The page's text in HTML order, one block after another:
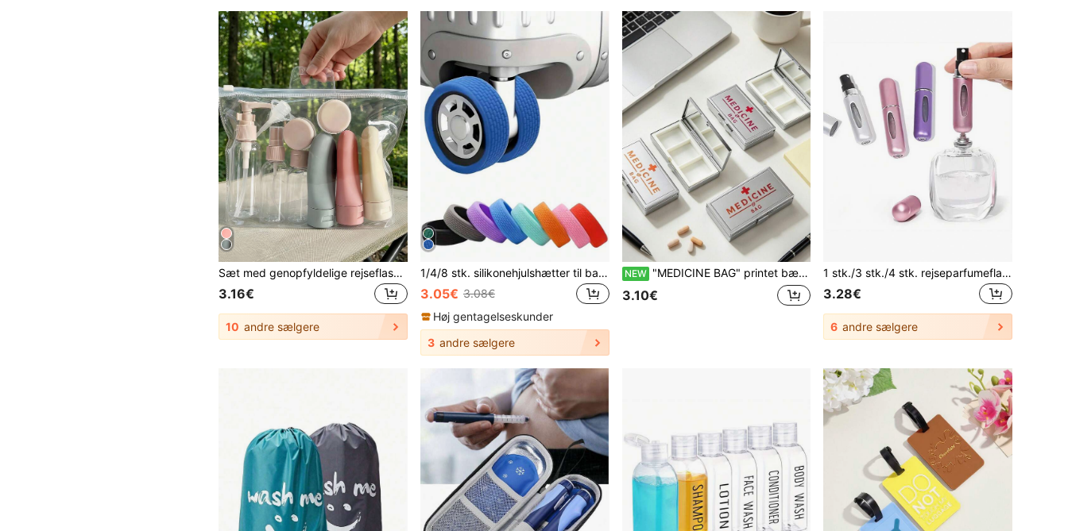
Sæt med genopfyldelige rejseflasker til toiletartikler, beholder til toiletartikler, strand, udendørs, hjem, rejse, ferie, strand, krydstogt, skolestart, essentielle accessories
3.16€
10 andre sælgere
1/4/8 stk. silikonehjulshætter til bagage, støjsvage stødabsorberende hjulhætter, sporty rejsetilbehør – nemme at montere og rengøre (5 cm diameter)
3.05€ 3.08€
Høj gentagelseskunder
3 andre sælgere
NEW "MEDICINE BAG" printet bærbar rektangulær metalpilleæske til udendørs rejser med 7 rum og indbygget spejl, mini pilleorganizer, lille opbevaringsbeholder til piller til voksne, kontoransatte og rejsende til medicin, vitaminer, krydderier, slik, kosmetik, cremer, geler, smykker og ørepropper, også velegnet til opbevaring af makeup- og festrekvisitter, til dimittid, skolestart og som praktisk gave til lærere, multifunktionel opbevaring med rumopdeling, perfekt til pendling, rejser, arbejde, camping og andre udendørsaktiviteter
3.10€
1 stk./3 stk./4 stk. rejseparfumeflasker, 5 ml genopfyldelig rejsesprayforstøver, rejseparfumeopfyldningsflasker og lommeparfumedispenser, cologne parfume rejseflasker og sprayflasker (genopfyldning af parfume fra bunden)
3.28€
6 andre sælgere